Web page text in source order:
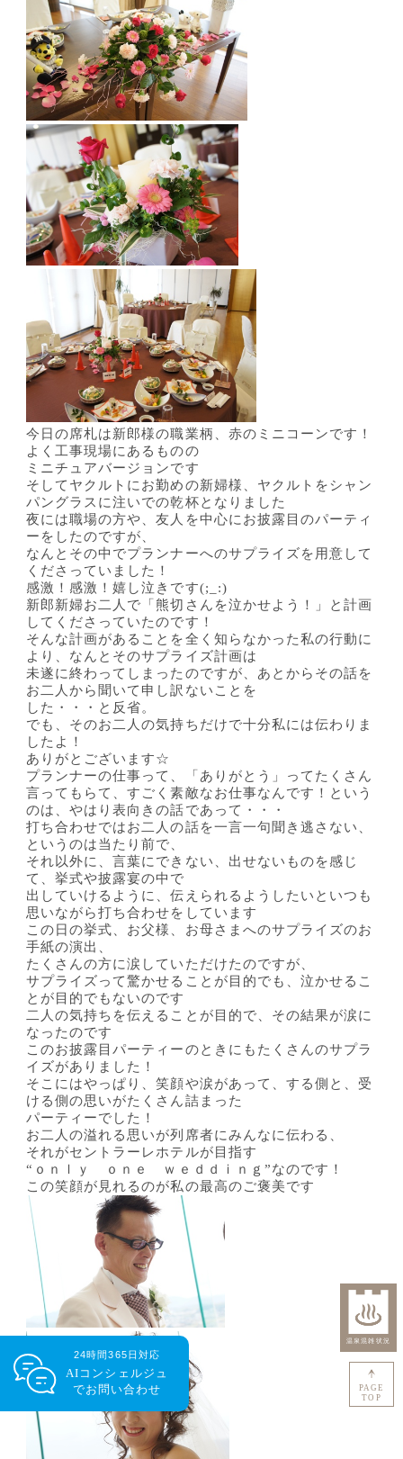
今日の席札は新郎様の職業柄、赤のミニコーンです！
よく工事現場にあるものの
ミニチュアバージョンです
そしてヤクルトにお勤めの新婦様、ヤクルトをシャン
パングラスに注いでの乾杯となりました
夜には職場の方や、友人を中心にお披露目のパーティ
ーをしたのですが、
なんとその中でプランナーへのサプライズを用意して
くださっていました！
感激！感激！嬉し泣きです(;_:)
新郎新婦お二人で「熊切さんを泣かせよう！」と計画
してくださっていたのです！
そんな計画があることを全く知らなかった私の行動に
より、なんとそのサプライズ計画は
未遂に終わってしまったのですが、あとからその話を
お二人から聞いて申し訳ないことを
した・・・と反省。
でも、そのお二人の気持ちだけで十分私には伝わりま
したよ！
ありがとございます☆
プランナーの仕事って、「ありがとう」ってたくさん
言ってもらて、すごく素敵なお仕事なんです！という
のは、やはり表向きの話であって・・・
打ち合わせではお二人の話を一言一句聞き逃さない、
というのは当たり前で、
それ以外に、言葉にできない、出せないものを感じ
て、挙式や披露宴の中で
出していけるように、伝えられるようしたいといつも
思いながら打ち合わせをしています
この日の挙式、お父様、お母さまへのサプライズのお
手紙の演出、
たくさんの方に涙していただけたのですが、
サプライズって驚かせることが目的でも、泣かせるこ
とが目的でもないのです
二人の気持ちを伝えることが目的で、その結果が涙に
なったのです
このお披露目パーティーのときにもたくさんのサプラ
イズがありました！
そこにはやっぱり、笑顔や涙があって、する側と、受
ける側の思いがたくさん詰まった
パーティーでした！
お二人の溢れる思いが列席者にみんなに伝わる、
それがセントラーレホテルが目指す
“ｏｎｌｙ ｏｎｅ ｗｅｄｄｉｎｇ”なのです！
この笑顔が見れるのが私の最高のご褒美です
PAGE
TOP
24時間365日対応
AIコンシェルジュ
でお問い合わせ